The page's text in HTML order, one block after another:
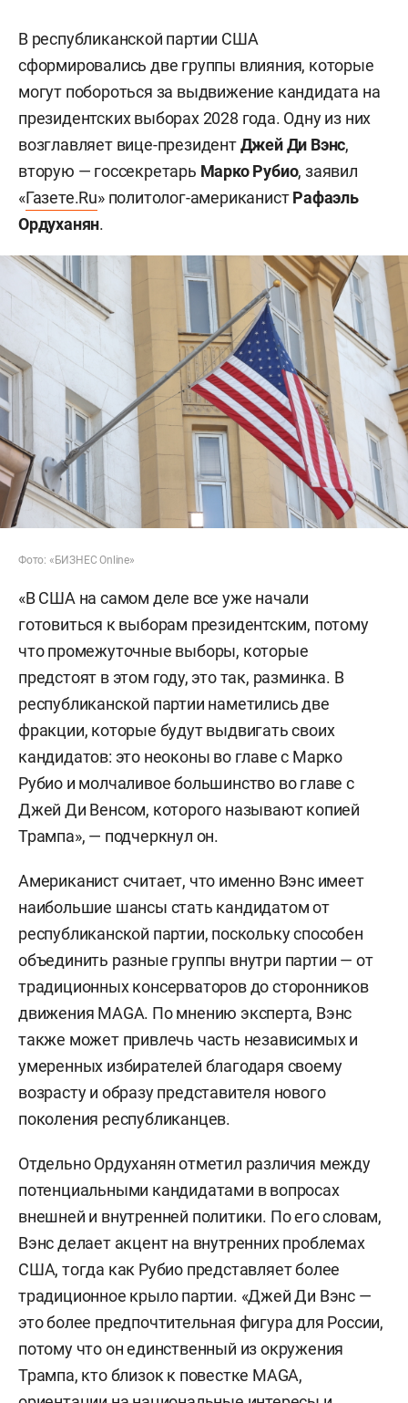
В республиканской партии США
сформировались две группы влияния, которые
могут побороться за выдвижение кандидата на
президентских выборах 2028 года. Одну из них
возглавляет вице-президентДжей Ди Вэнс,
вторую — госсекретарь Марко Рубио, заявил
«Газете.Ru» политолог-американистРафаэль
Ордуханян.
Фото: «БИЗНЕС Online»
«В США на самом деле все уже начали
готовиться к выборам президентским, потому
что промежуточные выборы, которые
предстоят в этом году, это так, разминка. В
республиканской партии наметились две
фракции, которые будут выдвигать своих
кандидатов: это неоконы во главе с Марко
Рубио и молчаливое большинство во главе с
Джей Ди Венсом, которого называют копией
Трампа», — подчеркнул он.
Американист считает, что именно Вэнс имеет
наибольшие шансы стать кандидатом от
республиканской партии, поскольку способен
объединить разные группы внутри партии — от
традиционных консерваторов до сторонников
движения MAGA. По мнению эксперта, Вэнс
также может привлечь часть независимых и
умеренных избирателей благодаря своему
возрасту и образу представителя нового
поколения республиканцев.
Отдельно Ордуханян отметил различия между
потенциальными кандидатами в вопросах
внешней и внутренней политики. По его словам,
Вэнс делает акцент на внутренних проблемах
США, тогда как Рубио представляет более
традиционное крыло партии. «Джей Ди Вэнс —
это более предпочтительная фигура для России,
потому что он единственный из окружения
Трампа, кто близок к повестке MAGA,